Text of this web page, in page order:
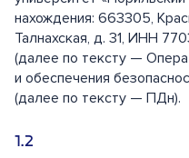
нахождения: 663305,
Талнахская, д. 31, ИНН
(далее по тексту —
и обеспечения
(далее по тексту — ПДн).